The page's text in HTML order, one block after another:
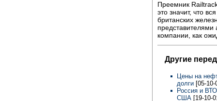
Преемник
это значит, что
британских
компании, как
Другие
Цены на
долги [05-10-
Россия и
США [19-10-